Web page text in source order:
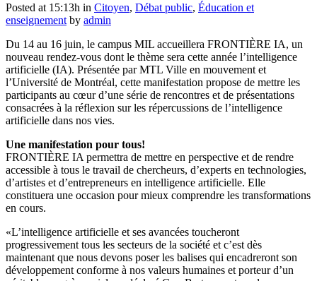
Posted at 15:13h in Citoyen, Débat public, Éducation et
enseignement by admin
Du 14 au 16 juin, le campus MIL accueillera FRONTIÈRE IA, un
nouveau rendez-vous dont le thème sera cette année l’intelligence
artificielle (IA). Présentée par MTL Ville en mouvement et
l’Université de Montréal, cette manifestation propose de mettre les
participants au cœur d’une série de rencontres et de présentations
consacrées à la réflexion sur les répercussions de l’intelligence
artificielle dans nos vies.
Une manifestation pour tous!
FRONTIÈRE IA permettra de mettre en perspective et de rendre
accessible à tous le travail de chercheurs, d’experts en technologies,
d’artistes et d’entrepreneurs en intelligence artificielle. Elle
constituera une occasion pour mieux comprendre les transformations
en cours.
«L’intelligence artificielle et ses avancées toucheront
progressivement tous les secteurs de la société et c’est dès
maintenant que nous devons poser les balises qui encadreront son
développement conforme à nos valeurs humaines et porteur d’un